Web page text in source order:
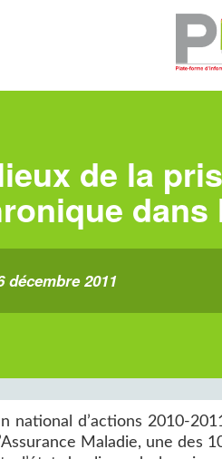
de la
2011
national d’actions 2010-
Maladie, une des